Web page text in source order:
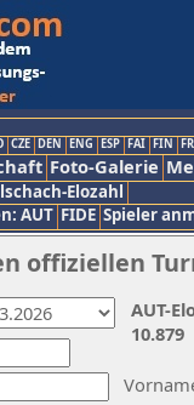
CZE DEN ENG ESP FAI FIN
Foto-Galerie
Elozahl
AUT FIDE Spieler
offiziellen
AUT-
10.879